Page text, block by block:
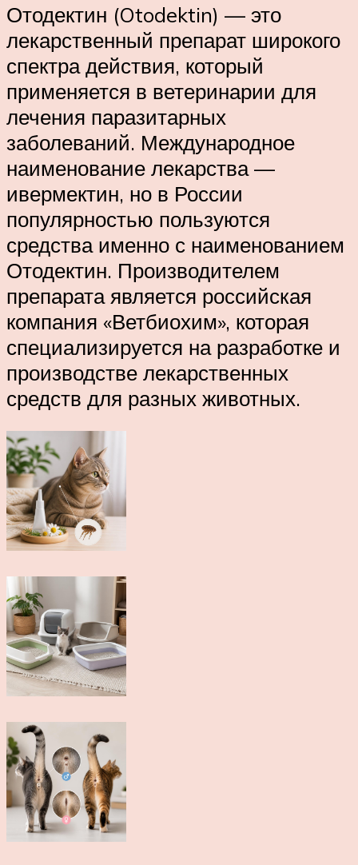
Отодектин (Otodektin) — это
лекарственный препарат широкого
спектра действия, который
применяется в ветеринарии для
лечения паразитарных
заболеваний. Международное
наименование лекарства —
ивермектин, но в России
популярностью пользуются
средства именно с наименованием
Отодектин. Производителем
препарата является российская
компания «Ветбиохим», которая
специализируется на разработке и
производстве лекарственных
средств для разных животных.